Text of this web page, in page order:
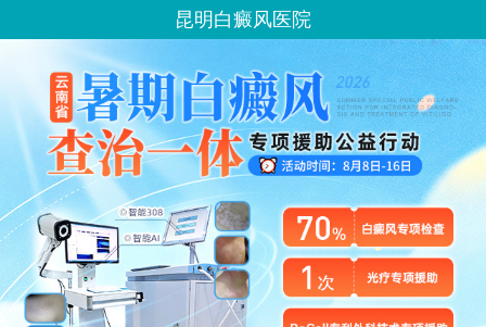
昆明白癜风医院